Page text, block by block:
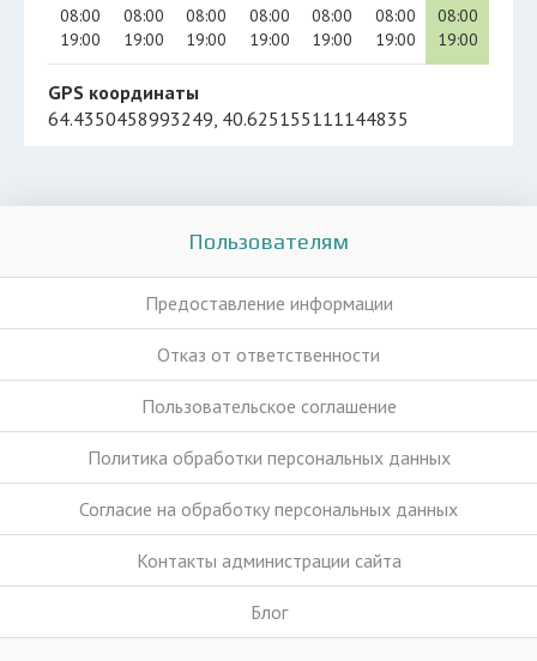
08:00
19:00
08:00
19:00
08:00
19:00
08:00
19:00
08:00
19:00
08:00
19:00
08:00
19:00
GPS координаты
64.4350458993249, 40.625155111144835
Пользователям
Предоставление информации
Отказ от ответственности
Пользовательское соглашение
Политика обработки персональных данных
Согласие на обработку персональных данных
Контакты администрации сайта
Блог